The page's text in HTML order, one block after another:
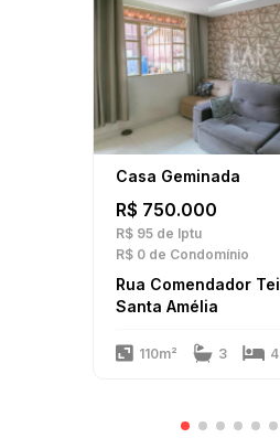
Casa Geminada
R$ 750.000
R$ 95 de Iptu
R$ 0 de Condomínio
Santa Amélia
110m² 3 4